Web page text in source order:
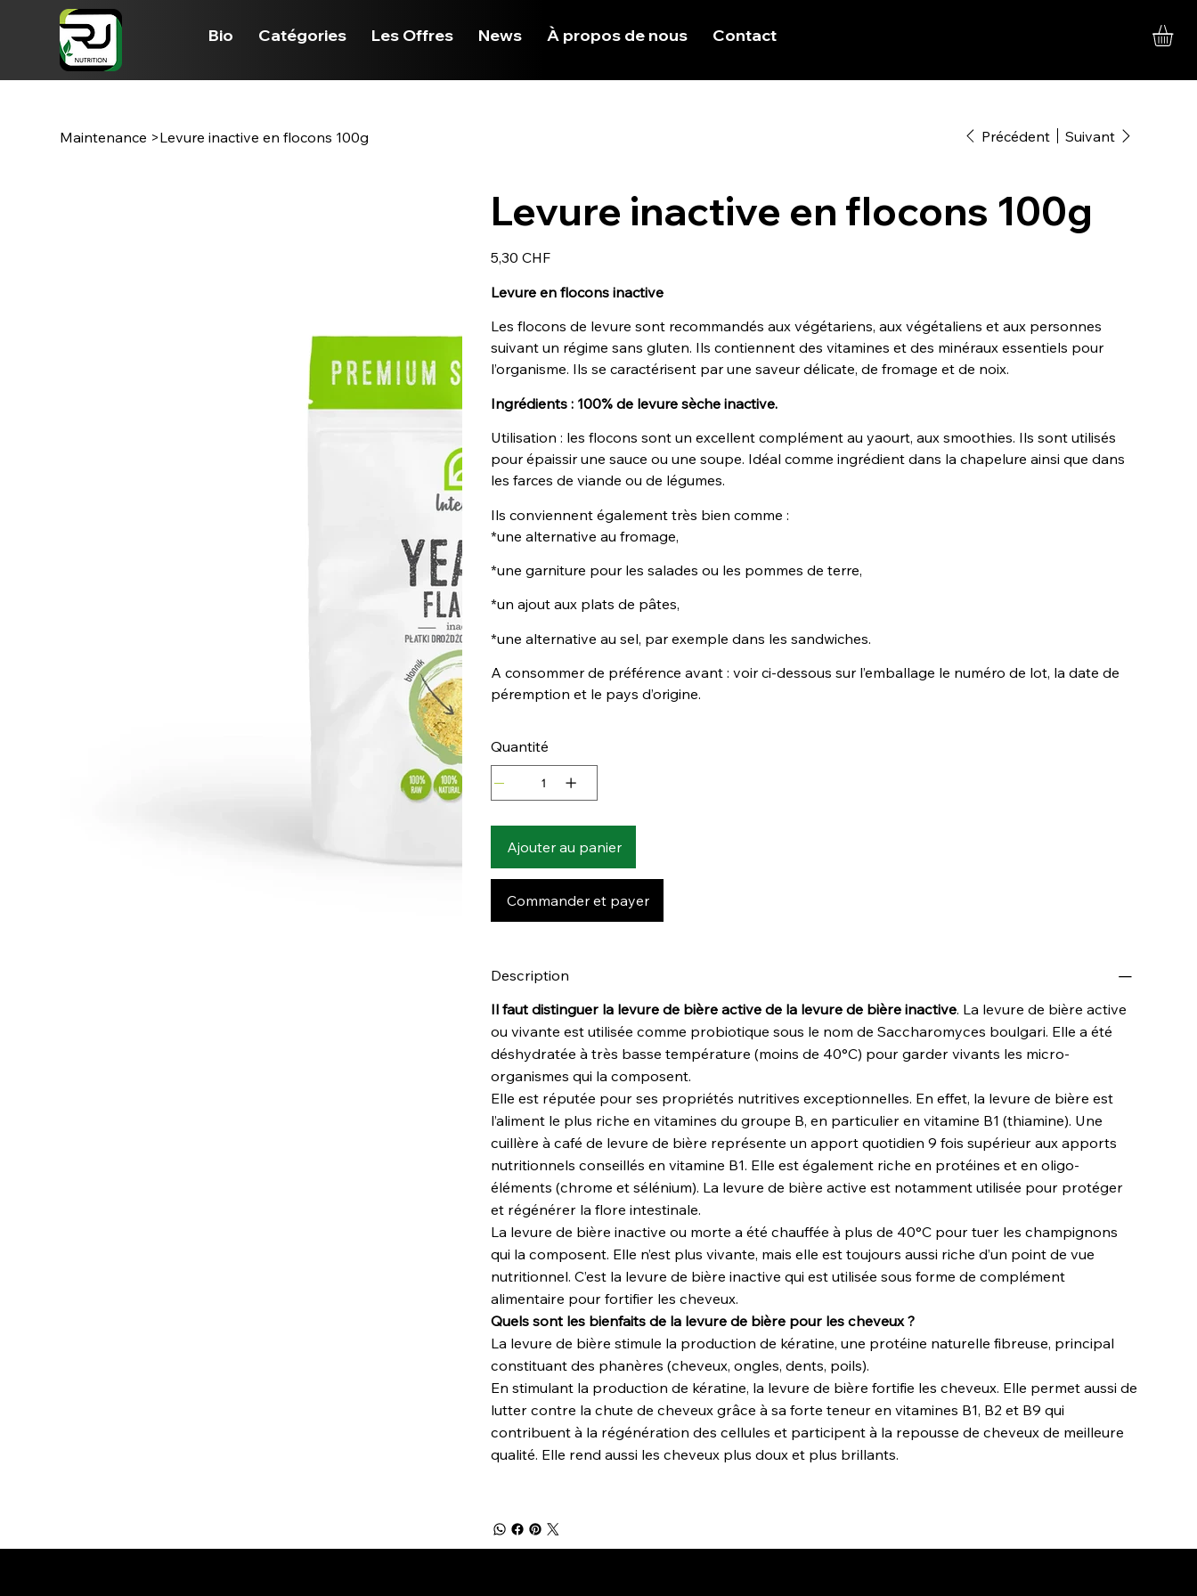
Bio Catégories Les Offres News À propos de nous Contact
Maintenance >Levure inactive en flocons 100g Précédent Suivant
Levure inactive en flocons 100g
Prix
5,30 CHF
Levure en flocons inactive
Les flocons de levure sont recommandés aux végétariens, aux végétaliens et aux personnes
suivant un régime sans gluten. Ils contiennent des vitamines et des minéraux essentiels pour
l’organisme. Ils se caractérisent par une saveur délicate, de fromage et de noix.
Ingrédients : 100% de levure sèche inactive.
Utilisation : les flocons sont un excellent complément au yaourt, aux smoothies. Ils sont utilisés
pour épaissir une sauce ou une soupe. Idéal comme ingrédient dans la chapelure ainsi que dans
les farces de viande ou de légumes.
Ils conviennent également très bien comme :
*une alternative au fromage,
*une garniture pour les salades ou les pommes de terre,
*un ajout aux plats de pâtes,
*une alternative au sel, par exemple dans les sandwiches.
A consommer de préférence avant : voir ci-dessous sur l’emballage le numéro de lot, la date de
péremption et le pays d’origine.
Quantité
Ajouter au panier
Commander et payer
Description
Il faut distinguer la levure de bière active de la levure de bière inactive. La levure de bière active
ou vivante est utilisée comme probiotique sous le nom de Saccharomyces boulgari. Elle a été
déshydratée à très basse température (moins de 40°C) pour garder vivants les micro-
organismes qui la composent.
Elle est réputée pour ses propriétés nutritives exceptionnelles. En effet, la levure de bière est
l’aliment le plus riche en vitamines du groupe B, en particulier en vitamine B1 (thiamine). Une
cuillère à café de levure de bière représente un apport quotidien 9 fois supérieur aux apports
nutritionnels conseillés en vitamine B1. Elle est également riche en protéines et en oligo-
éléments (chrome et sélénium). La levure de bière active est notamment utilisée pour protéger
et régénérer la flore intestinale.
La levure de bière inactive ou morte a été chauffée à plus de 40°C pour tuer les champignons
qui la composent. Elle n’est plus vivante, mais elle est toujours aussi riche d’un point de vue
nutritionnel. C’est la levure de bière inactive qui est utilisée sous forme de complément
alimentaire pour fortifier les cheveux.
Quels sont les bienfaits de la levure de bière pour les cheveux ?
La levure de bière stimule la production de kératine, une protéine naturelle fibreuse, principal
constituant des phanères (cheveux, ongles, dents, poils).
En stimulant la production de kératine, la levure de bière fortifie les cheveux. Elle permet aussi de
lutter contre la chute de cheveux grâce à sa forte teneur en vitamines B1, B2 et B9 qui
contribuent à la régénération des cellules et participent à la repousse de cheveux de meilleure
qualité. Elle rend aussi les cheveux plus doux et plus brillants.